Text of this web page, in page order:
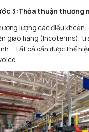
3:Thỏa thuận thương
lượng các điều
giao hàng (Incoterms),
Tất cả cần được thể